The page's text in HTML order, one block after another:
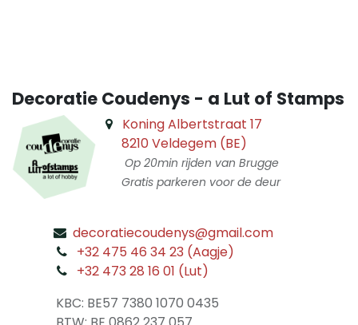
Decoratie Coudenys - a Lut of Stamps
Koning Albertstraat 17
8210 Veldegem (BE)
Op 20min rijden van Brugge
Gratis parkeren voor de deur
decoratiecoudenys@gmail.com
+32 475 46 34 23 (Aagje)
+32 473 28 16 01 (Lut)
KBC: BE57 7380 1070 0435